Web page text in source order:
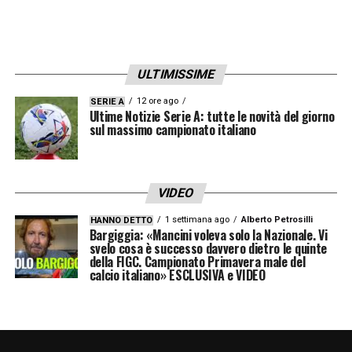
ULTIMISSIME
SERIE A 12 ore ago
Ultime Notizie Serie A: tutte le novità del giorno
sul massimo campionato italiano
VIDEO
HANNO DETTO 1 settimana ago Alberto Petrosilli
Bargiggia: «Mancini voleva solo la Nazionale. Vi
svelo cosa è successo davvero dietro le quinte
della FIGC. Campionato Primavera male del
calcio italiano» ESCLUSIVA e VIDEO